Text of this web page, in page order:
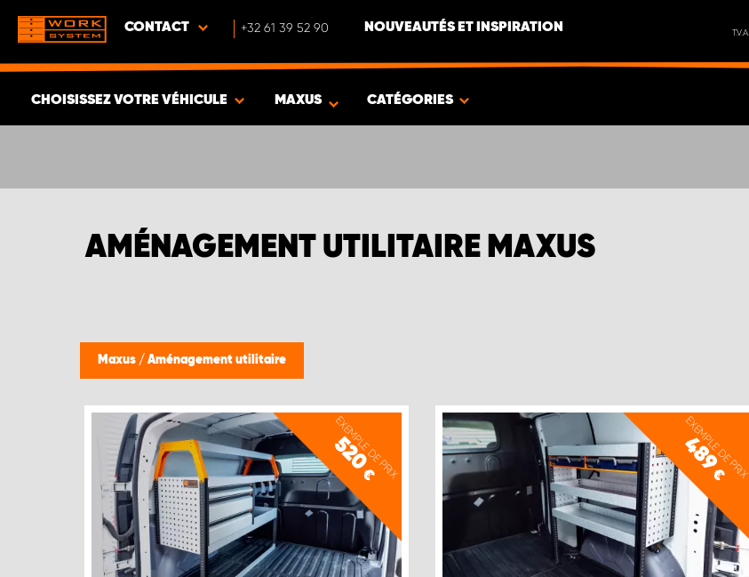
CONTACT +32 61 39 52 90 NOUVEAUTÉS ET INSPIRATION T.V.A.
CHOISISSEZ VOTRE VÉHICULE MAXUS CATÉGORIES
AMÉNAGEMENT UTILITAIRE MAXUS
Maxus / Aménagement utilitaire
EXEMPLE DE PRIX
520
€ EXEMPLE DE PRIX
489
€